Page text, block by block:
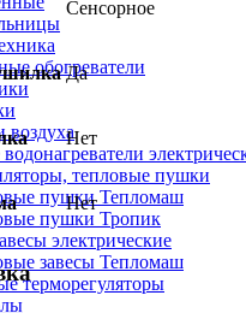
обогреватели
воздуха
тепловые пушки
пушки Тепломаш
пушки Тропик
электрические
завесы Тепломаш
терморегуляторы
Сенсорное
Да
Нет
Нет